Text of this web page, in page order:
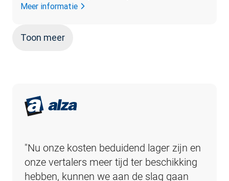
Meer informatie
Toon meer
"Nu onze kosten beduidend lager zijn en
onze vertalers meer tijd ter beschikking
hebben, kunnen we aan de slag gaan